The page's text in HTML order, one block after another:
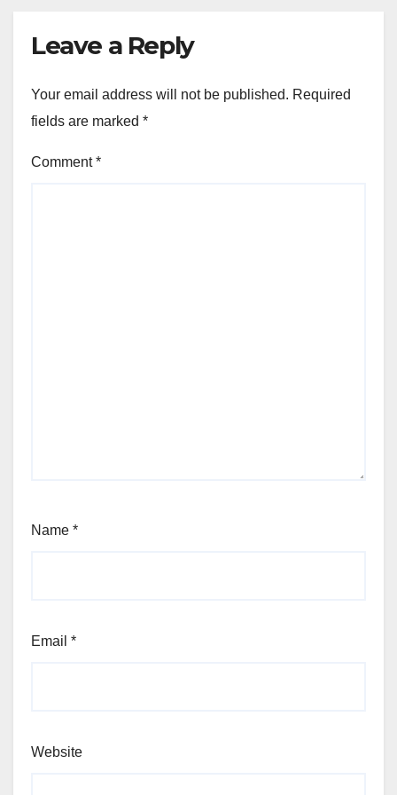
Leave a Reply
Your email address will not be published. Required
fields are marked *
Comment*
Name *
Email *
Website